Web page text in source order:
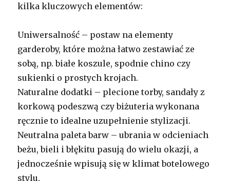
kilka kluczowych elementów:
Uniwersalność – postaw na elementy
garderoby, które można łatwo zestawiać ze
sobą, np. białe koszule, spodnie chino czy
sukienki o prostych krojach.
Naturalne dodatki – plecione torby, sandały z
korkową podeszwą czy biżuteria wykonana
ręcznie to idealne uzupełnienie stylizacji.
Neutralna paleta barw – ubrania w odcieniach
beżu, bieli i błękitu pasują do wielu okazji, a
jednocześnie wpisują się w klimat botelowego
stylu.